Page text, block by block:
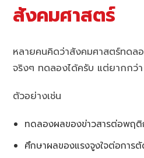
สังคมศาสตร์
หลายคนคิดว่าสังคมศาสตร์ทดล
จริงๆ ทดลองได้ครับ แต่ยากกว่า
ตัวอย่างเช่น
ทดลองผลของข่าวสารต่อพฤ
ศึกษาผลของแรงจูงใจต่อการ